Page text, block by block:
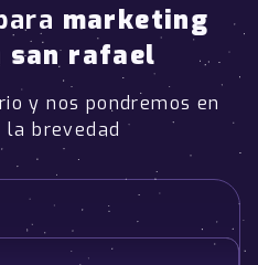
marketing
rafael
y nos pondremos en
brevedad